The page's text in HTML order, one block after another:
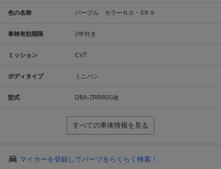
色の名称 パープル カラーＮＯ・3Ｒ９
車検有効期限 2年付き
ミッション CVT
ボディタイプ ミニバン
型式 DBA-ZRR80G改
すべての車体情報を見る
マイカーを登録してパーツをらくらく検索！